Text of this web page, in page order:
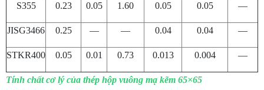
S355 0.23 0.05 1.60 0.05 0.05 —
JISG3466 0.25 — — 0.04 0.04 —
STKR400 0.05 0.01 0.73 0.013 0.004 —
Tính chất cơ lý của thép hộp vuông mạ kẽm 65×65